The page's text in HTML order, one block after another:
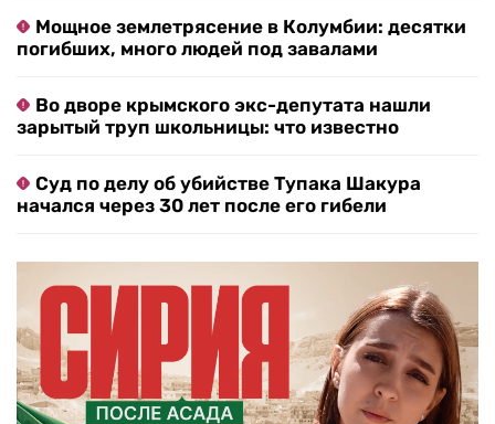
Мощное землетрясение в Колумбии: десятки
погибших, много людей под завалами
Во дворе крымского экс-депутата нашли
зарытый труп школьницы: что известно
Суд по делу об убийстве Тупака Шакура
начался через 30 лет после его гибели